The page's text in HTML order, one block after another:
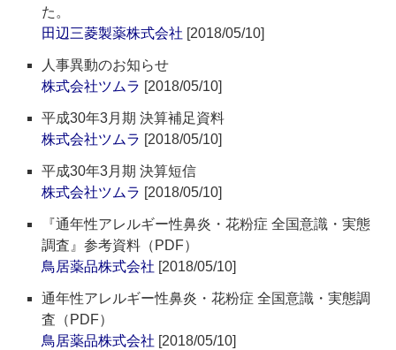
た。
田辺三菱製薬株式会社 [2018/05/10]
人事異動のお知らせ
株式会社ツムラ [2018/05/10]
平成30年3月期 決算補足資料
株式会社ツムラ [2018/05/10]
平成30年3月期 決算短信
株式会社ツムラ [2018/05/10]
『通年性アレルギー性鼻炎・花粉症 全国意識・実態
調査』参考資料（PDF）
鳥居薬品株式会社 [2018/05/10]
通年性アレルギー性鼻炎・花粉症 全国意識・実態調
査（PDF）
鳥居薬品株式会社 [2018/05/10]